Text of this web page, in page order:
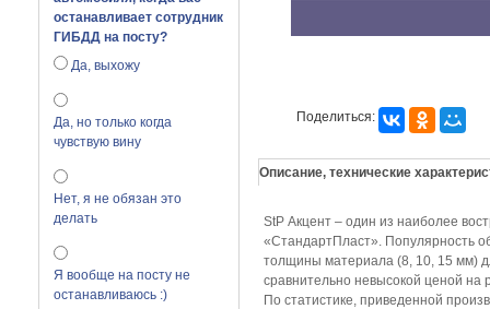
останавливает сотрудник
ГИБДД на посту?
Да, выхожу
Да, но только когда
чувствую вину
Нет, я не обязан это
делать
Я вообще на посту не
останавливаюсь :)
Поделиться:
Описание, технические
StP Акцент – один из наиболее
«СтандартПласт». Популярность
толщины материала (8, 10, 15 мм)
сравнительно невысокой ценой на
По статистике, приведенной